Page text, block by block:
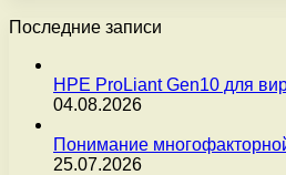
Последние записи
HPE ProLiant Gen10 для
04.08.2026
Понимание
25.07.2026